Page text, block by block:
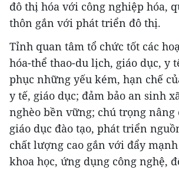
đô thị hóa với công nghiệp hóa,
thôn gắn với phát triển đô thị.
Tỉnh quan tâm tổ chức tốt các
hóa-thể thao-du lịch, giáo dục, y
phục những yếu kém, hạn chế
y tế, giáo dục; đảm bảo an sinh
nghèo bền vững; chú trọng nâng
giáo dục đào tạo, phát triển
chất lượng cao gắn với đẩy
khoa học, ứng dụng công nghệ,